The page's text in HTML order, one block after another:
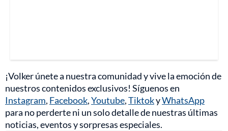
¡Volker únete a nuestra comunidad y vive la emoción de
nuestros contenidos exclusivos! Síguenos en
Instagram, Facebook,Youtube,TiktokyWhatsApp
para no perderte ni un solo detalle de nuestras últimas
noticias, eventos y sorpresas especiales.